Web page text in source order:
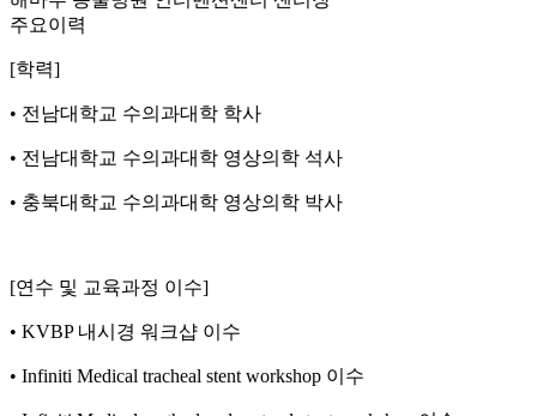
주요이력
[학력]
• 전남대학교 수의과대학 학사
• 전남대학교 수의과대학 영상의학 석사
• 충북대학교 수의과대학 영상의학 박사
[연수 및 교육과정 이수]
• KVBP 내시경 워크샵 이수
• Infiniti Medical tracheal stent workshop 이수